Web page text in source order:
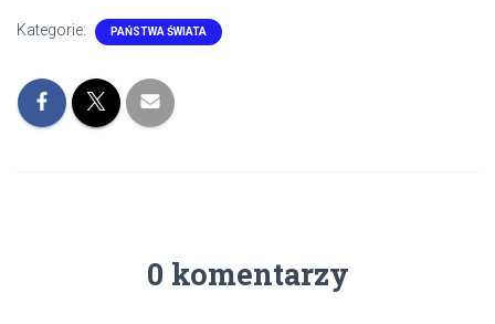
Kategorie: PAŃSTWA ŚWIATA
0 komentarzy